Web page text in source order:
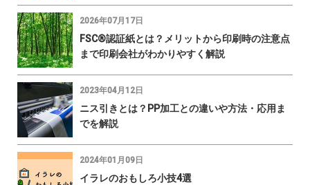
2026年07月17日
FSC®認証紙とは？メリットから印刷時の注意点
まで印刷会社がわかりやすく解説
2023年04月12日
ニス引きとは？PP加工との違いや方法・応用ま
でを解説
2024年01月09日
イラレのおもしろ小技4選